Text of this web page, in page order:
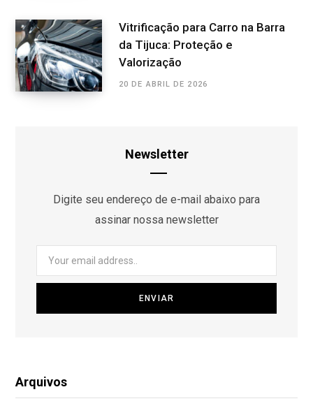
Vitrificação para Carro na Barra
da Tijuca: Proteção e
Valorização
20 DE ABRIL DE 2026
Newsletter
Digite seu endereço de e-mail abaixo para
assinar nossa newsletter
Arquivos